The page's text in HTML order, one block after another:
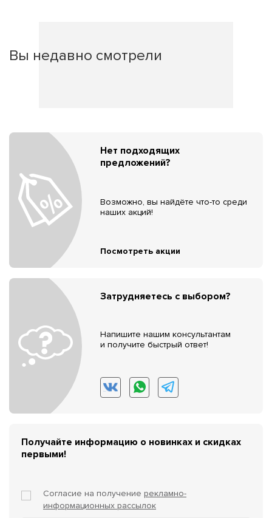
Вы недавно смотрели
Нет подходящих
предложений?
Возможно, вы найдёте что-то среди
наших акций!
Посмотреть акции
Затрудняетесь с выбором?
Напишите нашим консультантам
и получите быстрый ответ!
Получайте информацию о новинках и скидках
первыми!
Согласие на получение рекламно-
информационных рассылок